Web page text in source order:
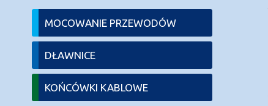
MOCOWANIE PRZEWODÓW
DŁAWNICE
KOŃCÓWKI KABLOWE